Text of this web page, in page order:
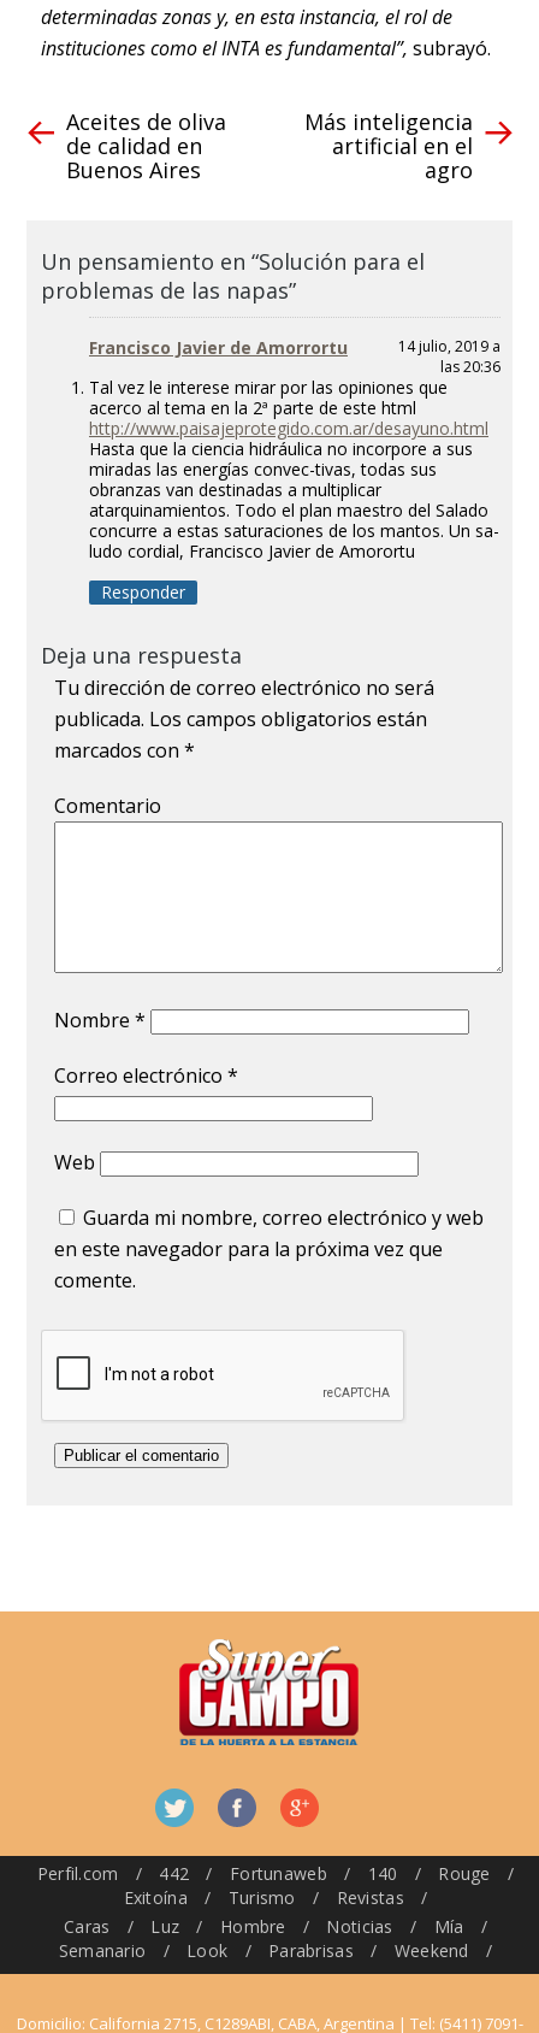
determinadas zonas y, en esta instancia, el rol de
instituciones como el INTA es fundamental”, subrayó.
Aceites de oliva
de calidad en
Buenos Aires
Más inteligencia
artificial en el
agro
Un pensamiento en “Solución para el
problemas de las napas”
Francisco Javier de Amorrortu
14 julio, 2019 a
las 20:36
Tal vez le interese mirar por las opiniones que
acerco al tema en la 2ª parte de este html
http://www.paisajeprotegido.com.ar/desayuno.html
Hasta que la ciencia hidráulica no incorpore a sus
miradas las energías convec-tivas, todas sus
obranzas van destinadas a multiplicar
atarquinamientos. Todo el plan maestro del Salado
concurre a estas saturaciones de los mantos. Un sa-
ludo cordial, Francisco Javier de Amorortu
Responder
Deja una respuesta
Tu dirección de correo electrónico no será
publicada. Los campos obligatorios están
marcados con*
Comentario
Nombre*
Correo electrónico*
Web
Guarda mi nombre, correo electrónico y web
en este navegador para la próxima vez que
comente.
Perfil.com / 442 / Fortunaweb / 140 / Rouge
/
Exitoína
/ Turismo / Revistas
/
Caras
/ Luz / Hombre / Noticias / Mía
/
Semanario
/ Look / Parabrisas / Weekend /
Domicilio: California 2715, C1289ABI, CABA, Argentina | Tel: (5411) 7091-